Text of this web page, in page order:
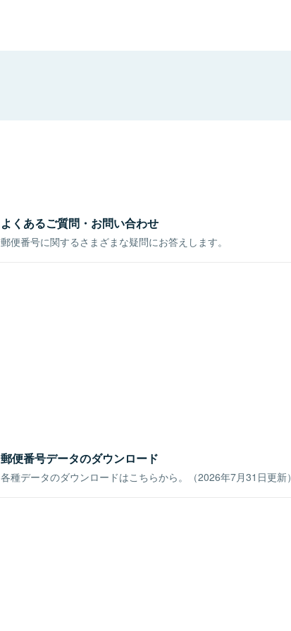
よくあるご質問・お問い合わせ
郵便番号に関するさまざまな疑問にお答えします。
郵便番号データのダウンロード
各種データのダウンロードはこちらから。（2026年7月31日更新）